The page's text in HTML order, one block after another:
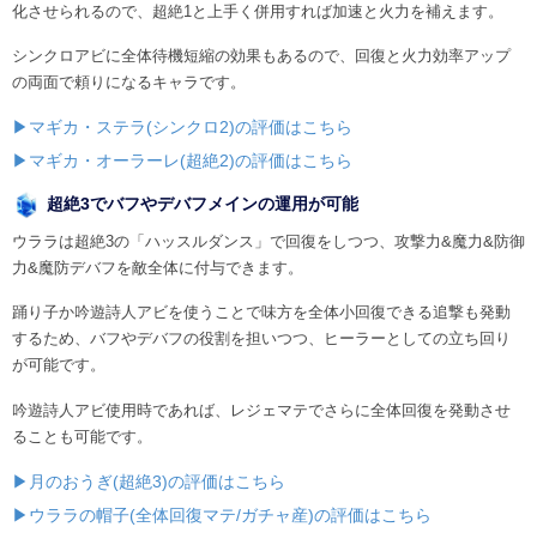
化させられるので、超絶1と上手く併用すれば加速と火力を補えます。
シンクロアビに全体待機短縮の効果もあるので、回復と火力効率アップ
の両面で頼りになるキャラです。
▶マギカ・ステラ(シンクロ2)の評価はこちら
▶マギカ・オーラーレ(超絶2)の評価はこちら
超絶3でバフやデバフメインの運用が可能
ウララは超絶3の「ハッスルダンス」で回復をしつつ、攻撃力&魔力&防御
力&魔防デバフを敵全体に付与できます。
踊り子か吟遊詩人アビを使うことで味方を全体小回復できる追撃も発動
するため、バフやデバフの役割を担いつつ、ヒーラーとしての立ち回り
が可能です。
吟遊詩人アビ使用時であれば、レジェマテでさらに全体回復を発動させ
ることも可能です。
▶月のおうぎ(超絶3)の評価はこちら
▶ウララの帽子(全体回復マテ/ガチャ産)の評価はこちら